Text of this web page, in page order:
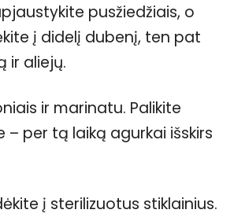
pusžiedžiais, o
į didelį dubenį, ten pat
ir aliejų.
ir marinatu. Palikite
per tą laiką agurkai išskirs
į sterilizuotus stiklainius.